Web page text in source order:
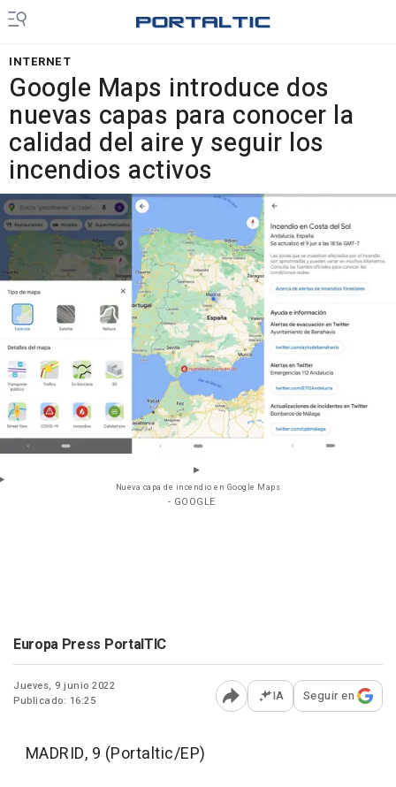
INTERNET
Google Maps introduce dos
nuevas capas para conocer la
calidad del aire y seguir los
incendios activos
Nueva capa de incendio en Google Maps
- GOOGLE
Europa Press PortalTIC
Jueves, 9 junio 2022
Publicado: 16:25
Abrir opciones para
IA Seguir en
MADRID, 9 (Portaltic/EP)